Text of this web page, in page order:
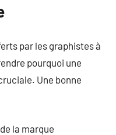
par les graphistes à
pourquoi une
Une bonne
la marque